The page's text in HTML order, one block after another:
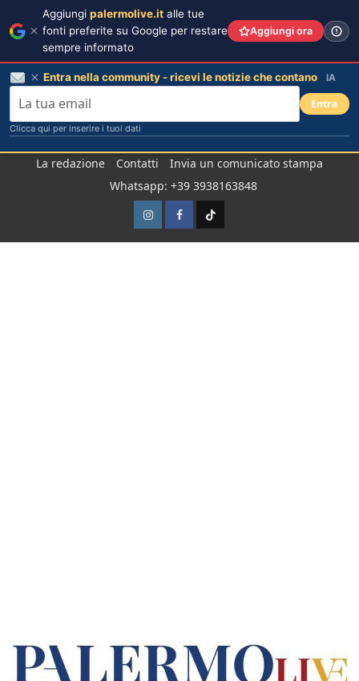
La redazione Contatti
Invia un comunicato stampa
Whatsapp: +39 3938163848
InstagramFacebook
TikTok
Aggiungi palermolive.it alle tue
fonti preferite su Google per restare
sempre informato
Aggiungi ora
Entra nella community - ricevi le notizie che contano IA
Entra
Clicca qui per inserire i tuoi dati